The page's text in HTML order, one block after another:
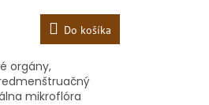
Do košíka
orgány,
mikroflóra